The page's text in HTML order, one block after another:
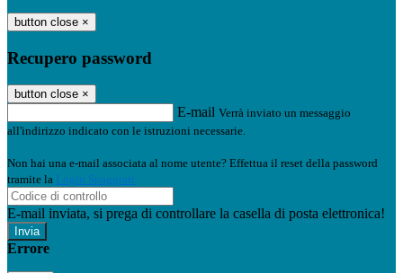
button close ×
Recupero password
button close ×
E-mail Verrà inviato un messaggio
all'indirizzo indicato con le istruzioni necessarie.
Non hai una e-mail associata al nome utente? Effettua il reset della password
tramite la Login Spaggiari
E-mail inviata, si prega di controllare la casella di posta elettronica!
Errore